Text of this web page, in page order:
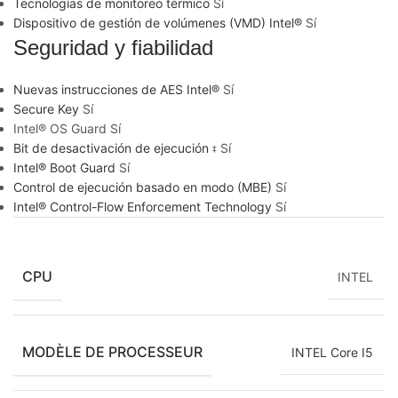
Dispositivo de gestión de volúmenes (VMD) Intel® Sí
Seguridad y fiabilidad
Nuevas instrucciones de AES Intel® Sí
Secure Key Sí
Intel® OS Guard Sí
Bit de desactivación de ejecución ‡ Sí
Intel® Boot Guard Sí
Control de ejecución basado en modo (MBE) Sí
Intel® Control-Flow Enforcement Technology Sí
CPU INTEL
MODÈLE DE PROCESSEUR INTEL Core I5